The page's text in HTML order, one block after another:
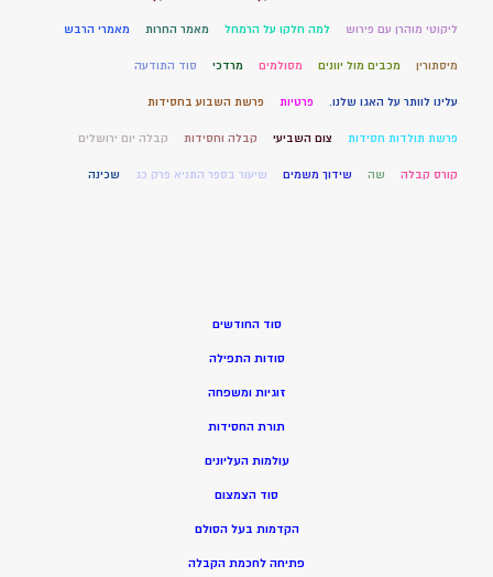
ליקוטי מוהרן עם פירוש למה חלקו על הרמחל מאמר החרות מאמרי הרבש
מיסתורין מכבים מול יוונים מסולמים מרדכי סוד התודעה
עלינו לוותר על האגו שלנו. פרטיות פרשת השבוע בחסידות
פרשת תולדות חסידות צום השביעי קבלה וחסידות קבלה יום ירושלים
קורס קבלה שה שידוך משמים שיעור בספר התניא פרק כג שכינה
סוד החודשים
סודות התפילה
זוגיות ומשפחה
תורת החסידות
עולמות העליונים
סוד הצמצום
הקדמות בעל הסולם
פתיחה לחכמת הקבלה